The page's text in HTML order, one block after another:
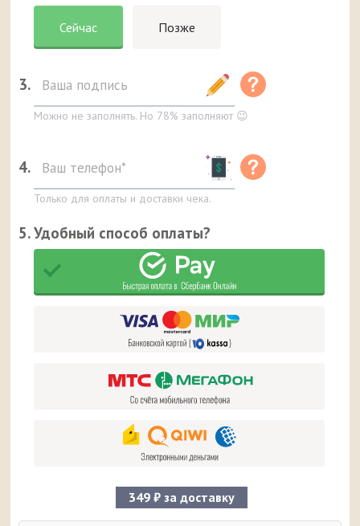
Сейчас Позже
3.
Можно не заполнять. Но 78% заполняют 😉
4.
Только для оплаты и доставки чека.
5. Удобный способ оплаты?
349 ₽ за доставку